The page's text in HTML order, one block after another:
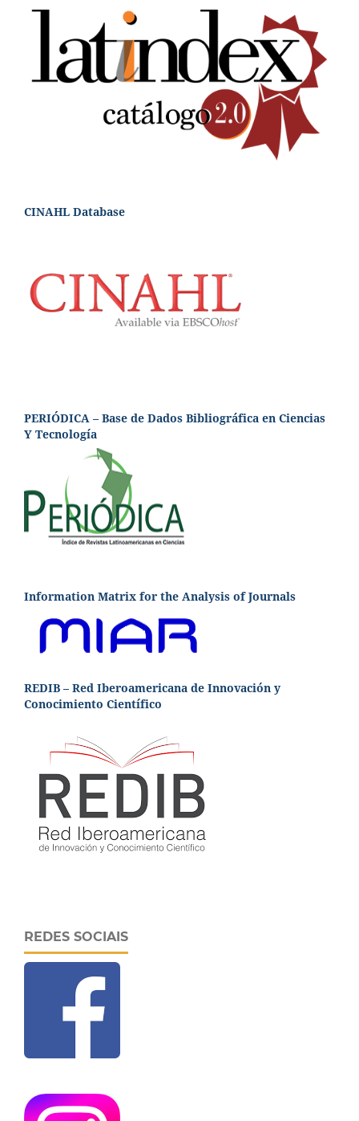
CINAHL Database
PERIÓDICA – Base de Dados Bibliográfica en Ciencias
Y Tecnología
Information Matrix for the Analysis of Journals
REDIB – Red Iberoamericana de Innovación y
Conocimiento Científico
REDES SOCIAIS